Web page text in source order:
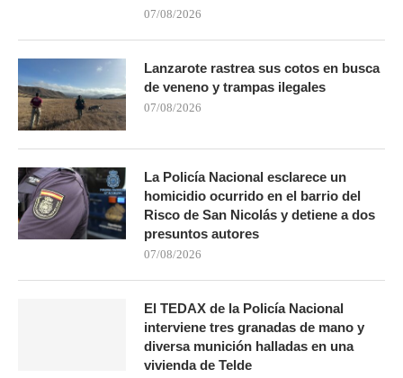
07/08/2026
Lanzarote rastrea sus cotos en busca
de veneno y trampas ilegales
07/08/2026
La Policía Nacional esclarece un
homicidio ocurrido en el barrio del
Risco de San Nicolás y detiene a dos
presuntos autores
07/08/2026
El TEDAX de la Policía Nacional
interviene tres granadas de mano y
diversa munición halladas en una
vivienda de Telde